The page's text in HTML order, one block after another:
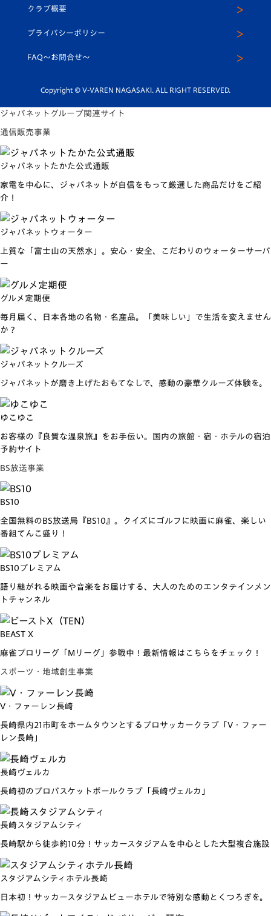
平和祈念活動
ホームタウン活動
スクール
ヴィヴィくんインスタグラム
公式LINE＠
クラブ概要
プライバシーポリシー
FAQ〜お問合せ〜
Copyright © V-VAREN NAGASAKI. ALL RIGHT RESERVED.
ジャパネットグループ関連サイト
通信販売事業
ジャパネットたかた公式通販
家電を中心に、ジャパネットが自信をもって厳選した商品だけをご紹
介！
ジャパネットウォーター
上質な「富士山の天然水」。安心・安全、こだわりのウォーターサーバ
ー
グルメ定期便
毎月届く、日本各地の名物・名産品。「美味しい」で生活を変えません
か？
ジャパネットクルーズ
ジャパネットが磨き上げたおもてなしで、感動の豪華クルーズ体験を。
ゆこゆこ
お客様の『良質な温泉旅』をお手伝い。国内の旅館・宿・ホテルの宿泊
予約サイト
BS放送事業
BS10
全国無料のBS放送局『BS10』。クイズにゴルフに映画に麻雀、楽しい
番組てんこ盛り！
BS10プレミアム
語り継がれる映画や音楽をお届けする、大人のためのエンタテインメン
トチャンネル
BEAST X
麻雀プロリーグ「Mリーグ」参戦中！最新情報はこちらをチェック！
スポーツ・地域創生事業
V・ファーレン長崎
長崎県内21市町をホームタウンとするプロサッカークラブ「V・ファー
レン長崎」
長崎ヴェルカ
長崎初のプロバスケットボールクラブ「長崎ヴェルカ」
長崎スタジアムシティ
長崎駅から徒歩約10分！サッカースタジアムを中心とした大型複合施設
スタジアムシティホテル長崎
日本初！サッカースタジアムビューホテルで特別な感動とくつろぎを。